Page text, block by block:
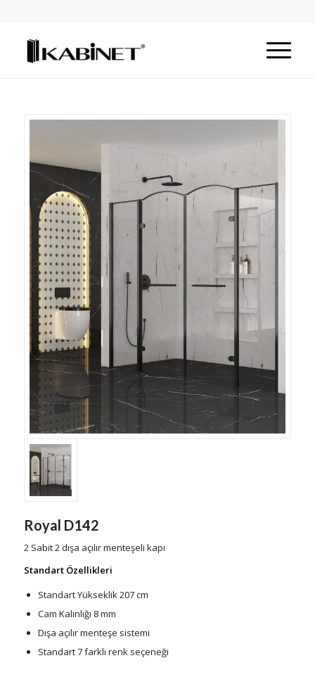
Royal D142
2 Sabit 2 dışa açılır menteşeli kapı
Standart Özellikleri
Standart Yükseklik 207 cm
Cam Kalınlığı 8 mm
Dışa açılır menteşe sistemi
Standart 7 farklı renk seçeneği